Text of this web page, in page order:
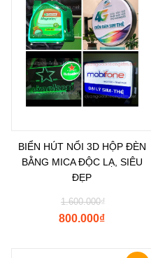
BIỂN HÚT NỔI 3D HỘP ĐÈN
BẰNG MICA ĐỘC LẠ, SIÊU
ĐẸP
₫
1.600.000
₫
800.000